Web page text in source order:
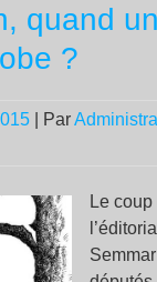
quand
?
| Par
Le